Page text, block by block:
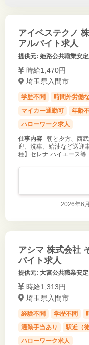
アイベステクノ
アルバイト求人
提供元: 姫路公共職業安
時給1,470円
埼玉県入間市
学歴不問 時間外労働
マイカー通勤可
年齢
ハローワーク求人
仕事内容 朝と夕方、西
迎、洗車、給油など送迎
種】セレナ ハイエース等
条件） ＊兼
2026年6
アシマ 株式会社
バイト求人
提供元: 大宮公共職業安
時給1,313円
埼玉県入間市
経験不問 学歴不問
通勤手当あり
駅近（
ハローワーク求人